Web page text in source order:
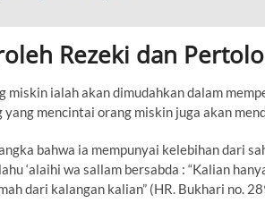
Rezeki dan
ialah akan dimudahkan dalam
mencintai orang miskin juga akan
bahwa ia mempunyai kelebihan dari
‘alaihi wa sallam bersabda : “Kalian
dari kalangan kalian” (HR. Bukhari no.